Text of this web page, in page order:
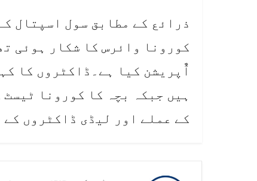
ذرائع کے مطابق سول اسپتال
کورونا وائرس کا شکار ہوئی
آٌپریشن کیا ہے۔ڈاکٹروں کا
ہیں جبکہ بچہ کا کورونا
کے عملے اور لیڈی ڈاکٹروں